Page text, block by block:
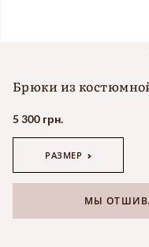
Брюки из
5 300 грн.
РАЗМЕР
МЫ